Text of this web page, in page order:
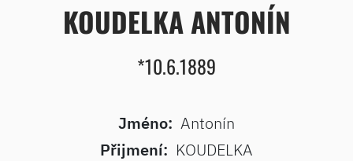
KOUDELKA ANTONÍN
*10.6.1889
Jméno: Antonín
Přijmení: KOUDELKA